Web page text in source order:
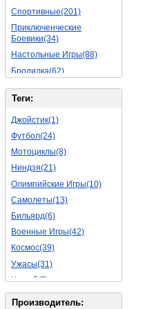
Спортивные(201)
Приключенческие
Боевики(34)
Настольные Игры(88)
Бродилка(62)
Стратегии(77)
Боевые RPG(50)
Симуляторы(31)
Леталки(24)
Симуляторы Жизни(76)
Уникальный(29)
Логические Игры(35)
Азартные(45)
Ролевые Игры(176)
Боевик(10)
Головоломка(11)
Rpg(14)
Пошаговые Игры(22)
Пазлы(82)
Теги:
Джойстик(1)
Футбол(24)
Мотоциклы(8)
Ниндзя(21)
Олимпийские Игры(10)
Самолеты(13)
Бильярд(6)
Военные Игры(42)
Космос(39)
Ужасы(31)
Хоккей(7)
Вертолет(13)
Производитель: